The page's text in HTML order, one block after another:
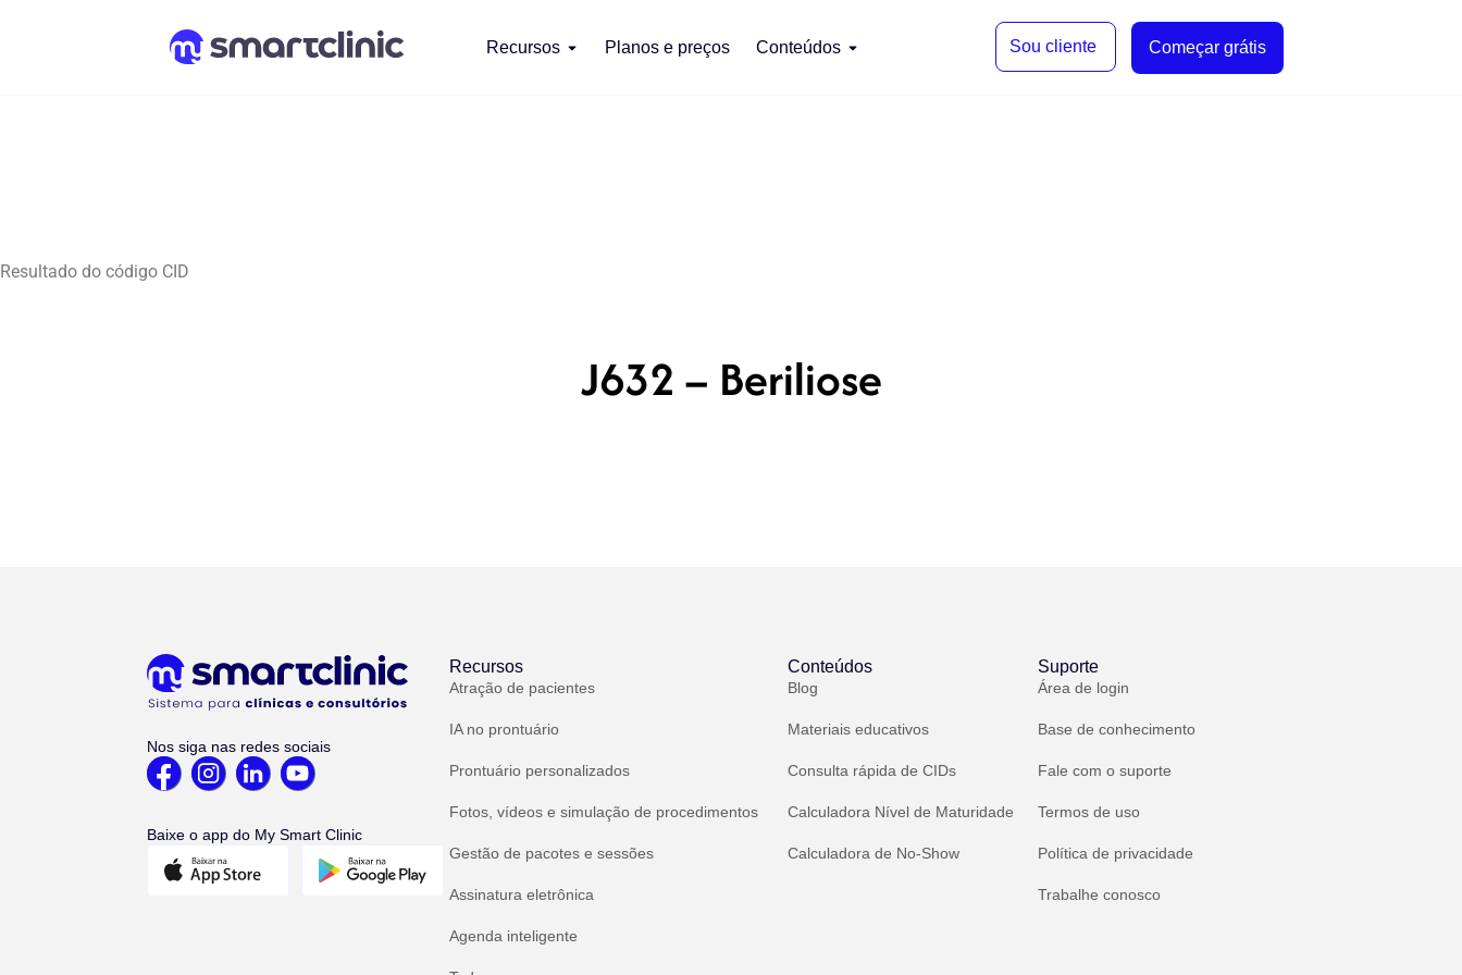
Recursos Planos e preços Conteúdos Sou cliente Começar grátis
Resultado do código CID
J632 – Beriliose
Nos siga nas redes sociais
Baixe o app do My Smart Clinic
Recursos
Atração de pacientes
IA no prontuário
Prontuário personalizados
Fotos, vídeos e simulação de procedimentos
Gestão de pacotes e sessões
Assinatura eletrônica
Agenda inteligente
Conteúdos
Blog
Materiais educativos
Consulta rápida de CIDs
Calculadora Nível de Maturidade
Calculadora de No-Show
Suporte
Área de login
Base de conhecimento
Fale com o suporte
Termos de uso
Política de privacidade
Trabalhe conosco